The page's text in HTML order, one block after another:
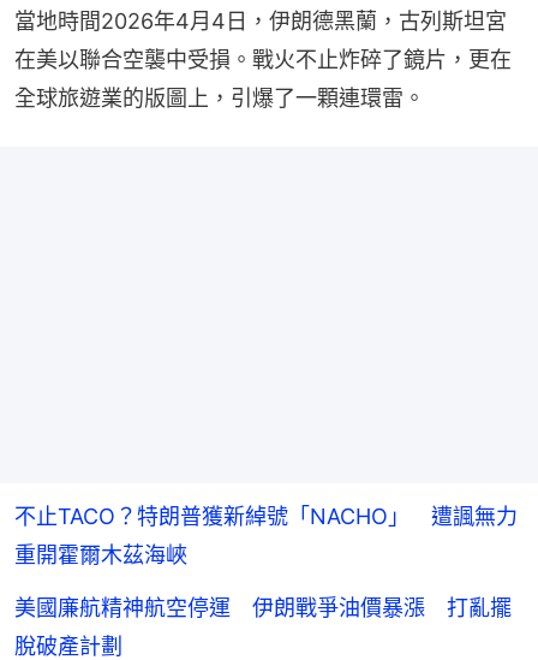
當地時間2026年4月4日，伊朗德黑蘭，古列斯坦宮
在美以聯合空襲中受損。戰火不止炸碎了鏡片，更在
全球旅遊業的版圖上，引爆了一顆連環雷。
不止TACO？特朗普獲新綽號「NACHO」 遭諷無力
重開霍爾木茲海峽
美國廉航精神航空停運 伊朗戰爭油價暴漲 打亂擺
脫破產計劃